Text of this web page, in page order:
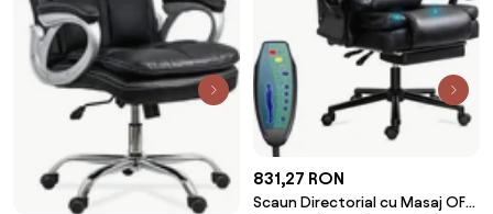
831,27 RON
Scaun Directorial cu Masaj OFF